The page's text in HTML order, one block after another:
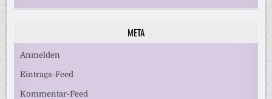
META
Anmelden
Eintrags-Feed
Kommentar-Feed